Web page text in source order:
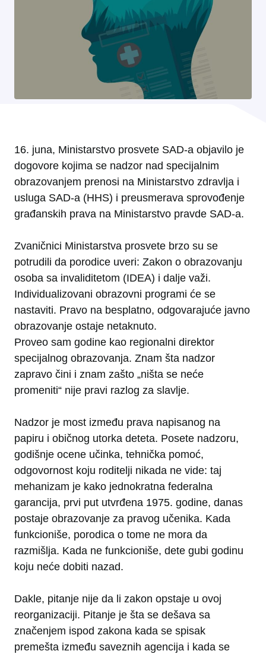
16. juna, Ministarstvo prosvete SAD-a objavilo je
dogovore kojima se nadzor nad specijalnim
obrazovanjem prenosi na Ministarstvo zdravlja i
usluga SAD-a (HHS) i preusmerava sprovođenje
građanskih prava na Ministarstvo pravde SAD-a.
Zvaničnici Ministarstva prosvete brzo su se
potrudili da porodice uveri: Zakon o obrazovanju
osoba sa invaliditetom (IDEA) i dalje važi.
Individualizovani obrazovni programi će se
nastaviti. Pravo na besplatno, odgovarajuće javno
obrazovanje ostaje netaknuto.
Proveo sam godine kao regionalni direktor
specijalnog obrazovanja. Znam šta nadzor
zapravo čini i znam zašto „ništa se neće
promeniti“ nije pravi razlog za slavlje.
Nadzor je most između prava napisanog na
papiru i običnog utorka deteta. Posete nadzoru,
godišnje ocene učinka, tehnička pomoć,
odgovornost koju roditelji nikada ne vide: taj
mehanizam je kako jednokratna federalna
garancija, prvi put utvrđena 1975. godine, danas
postaje obrazovanje za pravog učenika. Kada
funkcioniše, porodica o tome ne mora da
razmišlja. Kada ne funkcioniše, dete gubi godinu
koju neće dobiti nazad.
Dakle, pitanje nije da li zakon opstaje u ovoj
reorganizaciji. Pitanje je šta se dešava sa
značenjem ispod zakona kada se spisak
premešta između saveznih agencija i kada se